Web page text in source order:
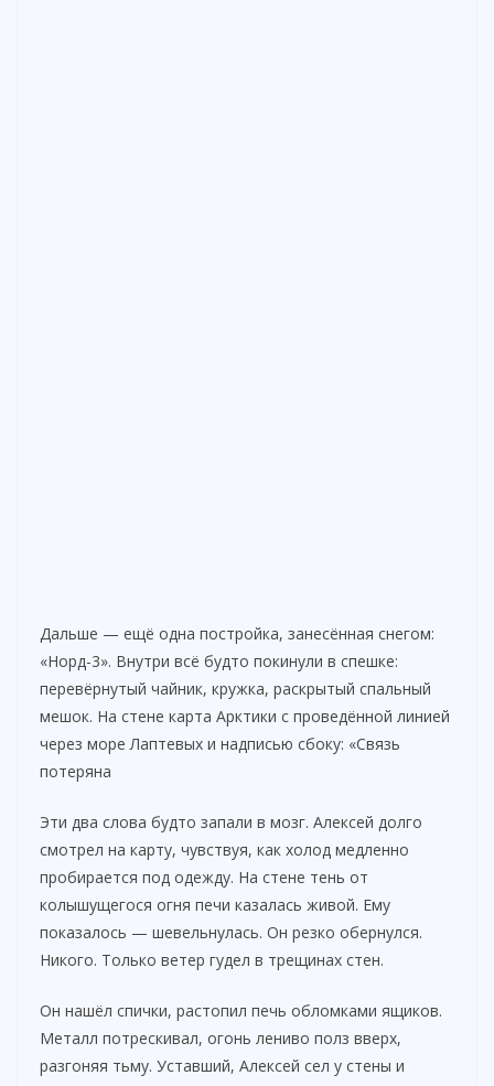
Дальше — ещё одна постройка, занесённая снегом:
«Норд-3». Внутри всё будто покинули в спешке:
перевёрнутый чайник, кружка, раскрытый спальный
мешок. На стене карта Арктики с проведённой линией
через море Лаптевых и надписью сбоку: «Связь
потеряна
Эти два слова будто запали в мозг. Алексей долго
смотрел на карту, чувствуя, как холод медленно
пробирается под одежду. На стене тень от
колышущегося огня печи казалась живой. Ему
показалось — шевельнулась. Он резко обернулся.
Никого. Только ветер гудел в трещинах стен.
Он нашёл спички, растопил печь обломками ящиков.
Металл потрескивал, огонь лениво полз вверх,
разгоняя тьму. Уставший, Алексей сел у стены и